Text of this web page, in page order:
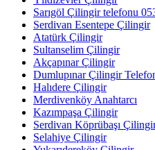
Sarıgöl Çilingir telefonu
Serdivan Esentepe Çilingir
Atatürk Çilingir
Sultanselim Çilingir
Akçapınar Çilingir
Dumlupınar Çilingir
Halıdere Çilingir
Merdivenköy Anahtarcı
Kazımpaşa Çilingir
Serdivan Köprübaşı
Selahiye Çilingir